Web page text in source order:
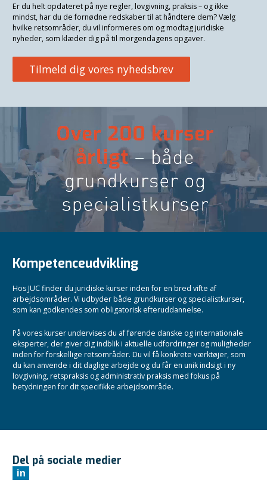
Er du helt opdateret på nye regler, lovgivning, praksis – og ikke
mindst, har du de fornødne redskaber til at håndtere dem? Vælg
hvilke retsområder, du vil informeres om og modtag juridiske
nyheder, som klæder dig på til morgendagens opgaver.
Tilmeld dig vores nyhedsbrev
Kompetenceudvikling
Hos JUC finder du juridiske kurser inden for en bred vifte af
arbejdsområder. Vi udbyder både grundkurser og specialistkurser,
som kan godkendes som obligatorisk efteruddannelse.
På vores kurser undervises du af førende danske og internationale
eksperter, der giver dig indblik i aktuelle udfordringer og muligheder
inden for forskellige retsområder. Du vil få konkrete værktøjer, som
du kan anvende i dit daglige arbejde og du får en unik indsigt i ny
lovgivning, retspraksis og administrativ praksis med fokus på
betydningen for dit specifikke arbejdsområde.
Del på sociale medier
in